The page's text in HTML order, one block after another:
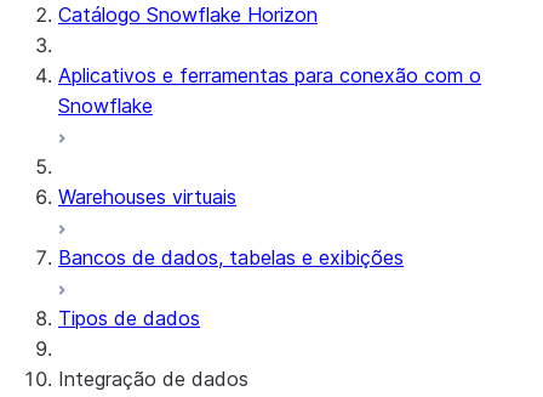
Catálogo Snowflake Horizon
Aplicativos e ferramentas para conexão com o
Snowflake
Warehouses virtuais
Bancos de dados, tabelas e exibições
Tipos de dados
Integração de dados